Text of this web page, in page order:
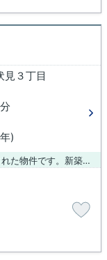
見３丁目
)
こちらの物件はアパートです。令和7年に建設された物件です。新築なので、外観も内装もきれいでわくわくしますよ。当社はお客様の生活スタイルに適した物件をご紹介いたします。気になる物件が複数もございましたら、お気軽に当社へご連絡下さい。